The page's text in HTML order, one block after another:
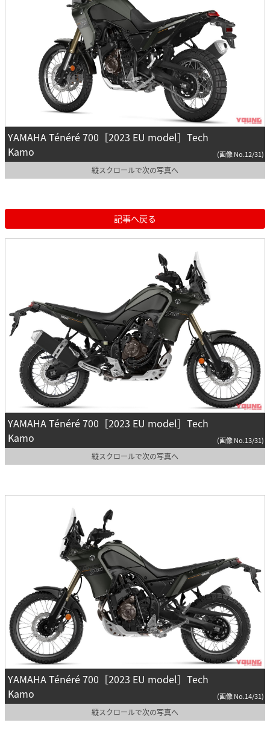
YAMAHA Ténéré 700［2023 EU model］Tech
Kamo
(画像 No.12/31)
縦スクロールで次の写真へ
記事へ戻る
YAMAHA Ténéré 700［2023 EU model］Tech
Kamo
(画像 No.13/31)
縦スクロールで次の写真へ
YAMAHA Ténéré 700［2023 EU model］Tech
Kamo
(画像 No.14/31)
縦スクロールで次の写真へ